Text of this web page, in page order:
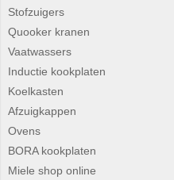
Stofzuigers
Quooker kranen
Vaatwassers
Inductie kookplaten
Koelkasten
Afzuigkappen
Ovens
BORA kookplaten
Miele shop online